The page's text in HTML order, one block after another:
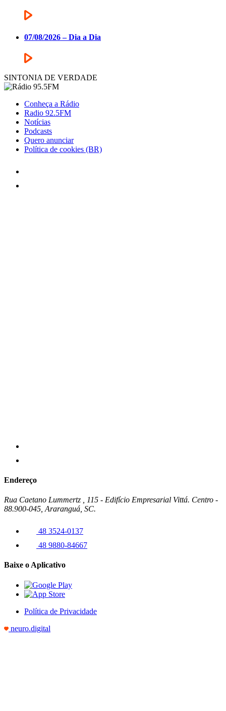
07/08/2026 – Dia a Dia
SINTONIA DE VERDADE
Conheça a Rádio
Radio 92.5FM
Notícias
Podcasts
Quero anunciar
Política de cookies (BR)
Endereço
Rua Caetano Lummertz , 115 - Edifício Empresarial Vittá. Centro -
88.900-045, Araranguá, SC.
48 3524-0137
48 9880-84667
Baixe o Aplicativo
Política de Privacidade
neuro.digital